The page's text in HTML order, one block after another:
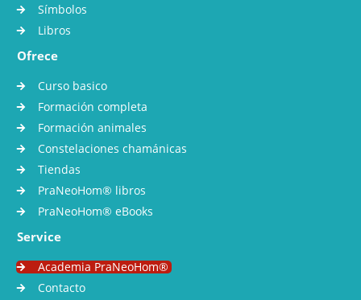
Símbolos
Libros
Ofrece
Curso basico
Formación completa
Formación animales
Constelaciones chamánicas
Tiendas
PraNeoHom® libros
PraNeoHom® eBooks
Service
Academia PraNeoHom®
Contacto